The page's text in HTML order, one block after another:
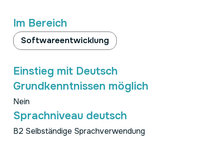
Im Bereich
Softwareentwicklung
Einstieg mit Deutsch
Grundkenntnissen möglich
Nein
Sprachniveau deutsch
B2 Selbständige Sprachverwendung